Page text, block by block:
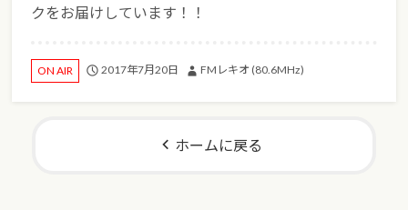
クをお届けしています！！
ON AIR 2017年7月20日 FMレキオ (80.6MHz)
ホームに戻る